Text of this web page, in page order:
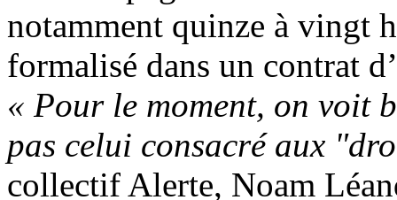
notamment quinze à vingt
formalisé dans un contrat
« Pour le moment, on voit
pas celui consacré aux
collectif Alerte, Noam